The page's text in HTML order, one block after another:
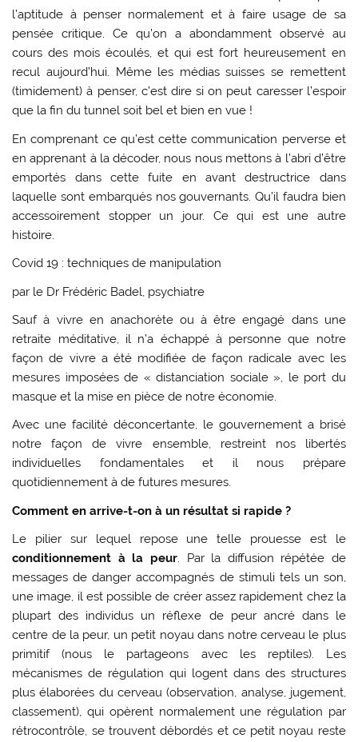
l’aptitude à penser normalement et à faire usage de sa
pensée critique. Ce qu’on a abondamment observé au
cours des mois écoulés, et qui est fort heureusement en
recul aujourd’hui. Même les médias suisses se remettent
(timidement) à penser, c’est dire si on peut caresser l’espoir
que la fin du tunnel soit bel et bien en vue !
En comprenant ce qu’est cette communication perverse et
en apprenant à la décoder, nous nous mettons à l’abri d’être
emportés dans cette fuite en avant destructrice dans
laquelle sont embarqués nos gouvernants. Qu’il faudra bien
accessoirement stopper un jour. Ce qui est une autre
histoire.
Covid 19 : techniques de manipulation
par le Dr Frédéric Badel, psychiatre
Sauf à vivre en anachorète ou à être engagé dans une
retraite méditative, il n’a échappé à personne que notre
façon de vivre a été modifiée de façon radicale avec les
mesures imposées de « distanciation sociale », le port du
masque et la mise en pièce de notre économie.
Avec une facilité déconcertante, le gouvernement a brisé
notre façon de vivre ensemble, restreint nos libertés
individuelles fondamentales et il nous prépare
quotidiennement à de futures mesures.
Comment en arrive-t-on à un résultat si rapide ?
Le pilier sur lequel repose une telle prouesse est le
conditionnement à la peur. Par la diffusion répétée de
messages de danger accompagnés de stimuli tels un son,
une image, il est possible de créer assez rapidement chez la
plupart des individus un réflexe de peur ancré dans le
centre de la peur, un petit noyau dans notre cerveau le plus
primitif (nous le partageons avec les reptiles). Les
mécanismes de régulation qui logent dans des structures
plus élaborées du cerveau (observation, analyse, jugement,
classement), qui opèrent normalement une régulation par
rétrocontrôle, se trouvent débordés et ce petit noyau reste